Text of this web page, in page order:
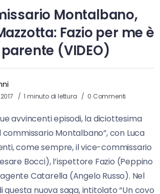
Montalbano,
Fazio per me è
(VIDEO)
1 minuto di lettura 0 Commenti
avvincenti episodi, la diciottesima
commissario Montalbano”, con Luca
come sempre, il vice-commissario
Bocci), l’ispettore Fazio (Peppino
Catarella (Angelo Russo). Nel
nuova saga, intitolato “Un covo